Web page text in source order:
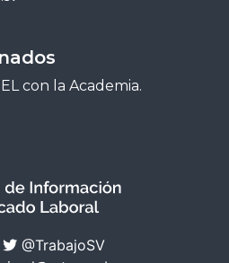
con la Academia.
@TrabajoSV